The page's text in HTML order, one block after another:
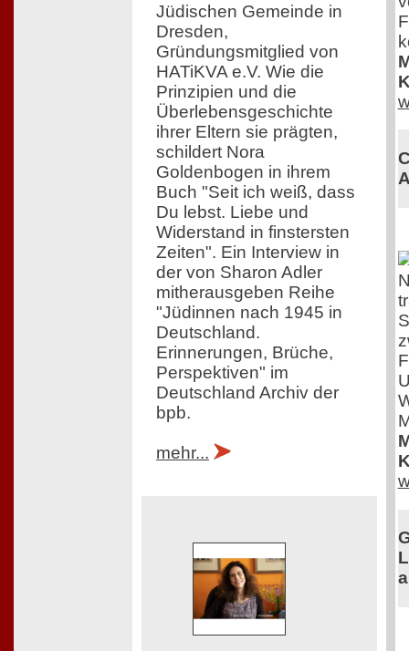
Jüdischen Gemeinde in
Dresden,
Gründungsmitglied von
HATiKVA e.V. Wie die
Prinzipien und die
Überlebensgeschichte
ihrer Eltern sie prägten,
schildert Nora
Goldenbogen in ihrem
Buch "Seit ich weiß, dass
Du lebst. Liebe und
Widerstand in finstersten
Zeiten". Ein Interview in
der von Sharon Adler
mitherausgeben Reihe
"Jüdinnen nach 1945 in
Deutschland.
Erinnerungen, Brüche,
Perspektiven" im
Deutschland Archiv der
bpb.
mehr...